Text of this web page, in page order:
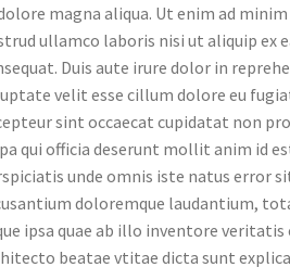
magna aliqua. Ut enim ad minim
ullamco laboris nisi ut aliquip ex
Duis aute irure dolor in
velit esse cillum dolore eu
sint occaecat cupidatat non
qui officia deserunt mollit anim id
unde omnis iste natus error
doloremque laudantium,
ipsa quae ab illo inventore veritatis
beatae vtitae dicta sunt